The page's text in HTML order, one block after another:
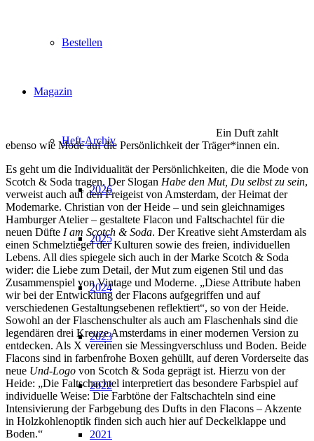
Bestellen
Magazin
Heft-Archiv
2026
2025
2024
2023
2022
2021
Ein Duft zahlt
ebenso wie Mode auf die Persönlichkeit der Träger*innen ein.
Es geht um die Individualität der Persönlichkeiten, die die Mode von
Scotch & Soda tragen. Der Slogan Habe den Mut, Du selbst zu sein,
verweist auch auf den Freigeist von Amsterdam, der Heimat der
Modemarke. Christian von der Heide – und sein gleichnamiges
Hamburger Atelier – gestaltete Flacon und Faltschachtel für die
neuen Düfte I am Scotch & Soda. Der Kreative sieht Amsterdam als
einen Schmelztiegel der Kulturen sowie des freien, individuellen
Lebens. All dies spiegele sich auch in der Marke Scotch & Soda
wider: die Liebe zum Detail, der Mut zum eigenen Stil und das
Zusammenspiel von Vintage und Moderne. „Diese Attribute haben
wir bei der Entwicklung der Flacons aufgegriffen und auf
verschiedenen Gestaltungsebenen reflektiert“, so von der Heide.
Sowohl an der Flaschenschulter als auch am Flaschenhals sind die
legendären drei Kreuze Amsterdams in einer modernen Version zu
entdecken. Als X vereinen sie Messingverschluss und Boden. Beide
Flacons sind in farbenfrohe Boxen gehüllt, auf deren Vorderseite das
neue Und-Logo von Scotch & Soda geprägt ist. Hierzu von der
Heide: „Die Faltschachtel interpretiert das besondere Farbspiel auf
individuelle Weise: Die Farbtöne der Faltschachteln sind eine
Intensivierung der Farbgebung des Dufts in den Flacons – Akzente
in Holzkohlenoptik finden sich auch hier auf Deckelklappe und
Boden.“